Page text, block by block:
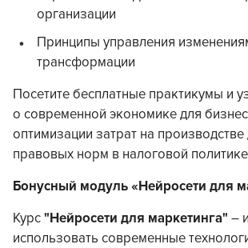
организации
Принципы управления
трансформации
Посетите бесплатные практикумы и
о современной экономике для
оптимизации затрат на
правовых норм в налоговой политике
Бонусный модуль «Нейросети для
Курс "Нейросети для маркетинга" –
использовать современные